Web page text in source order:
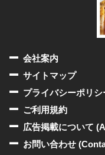
会社案内
サイトマップ
プライバシーポリシ
ご利用規約
広告掲載について
お問い合わせ